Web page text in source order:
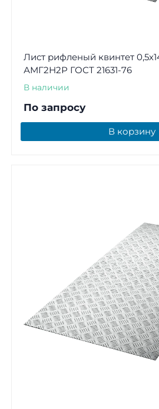
Лист рифленый квинтет
АМГ2Н2Р ГОСТ 21631-76
В наличии
По запросу
В корзину